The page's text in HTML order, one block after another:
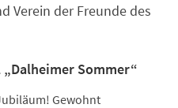
Verein der Freunde des
Sommer“
Gewohnt